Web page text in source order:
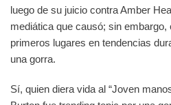
luego de su juicio contra Amber
mediática que causó; sin embargo,
primeros lugares en tendencias
una gorra.
Sí, quien diera vida al “Joven